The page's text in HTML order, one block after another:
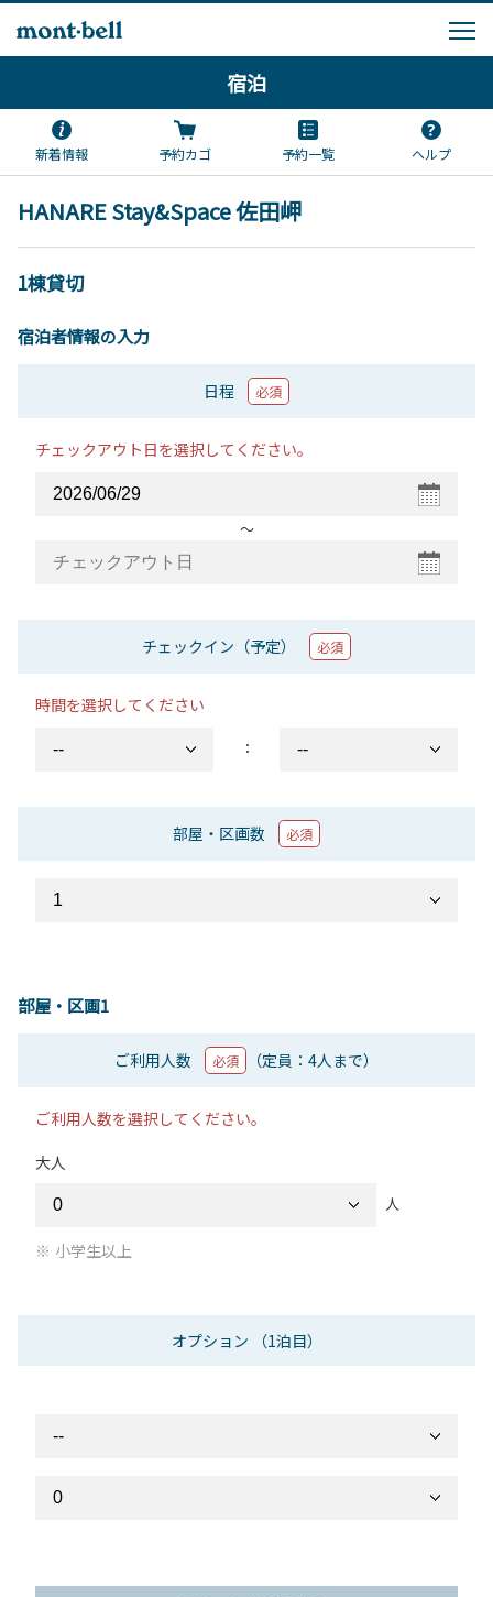
宿泊
新着情報 予約カゴ 予約一覧 ヘルプ
HANARE Stay&Space 佐田岬
1棟貸切
宿泊者情報の入力
日程 必須
チェックアウト日を選択してください。
〜
チェックイン（予定） 必須
時間を選択してください
：
部屋・区画数 必須
部屋・区画1
ご利用人数 必須 （定員：4人まで）
ご利用人数を選択してください。
大人
人
小学生以上
オプション （1泊目）